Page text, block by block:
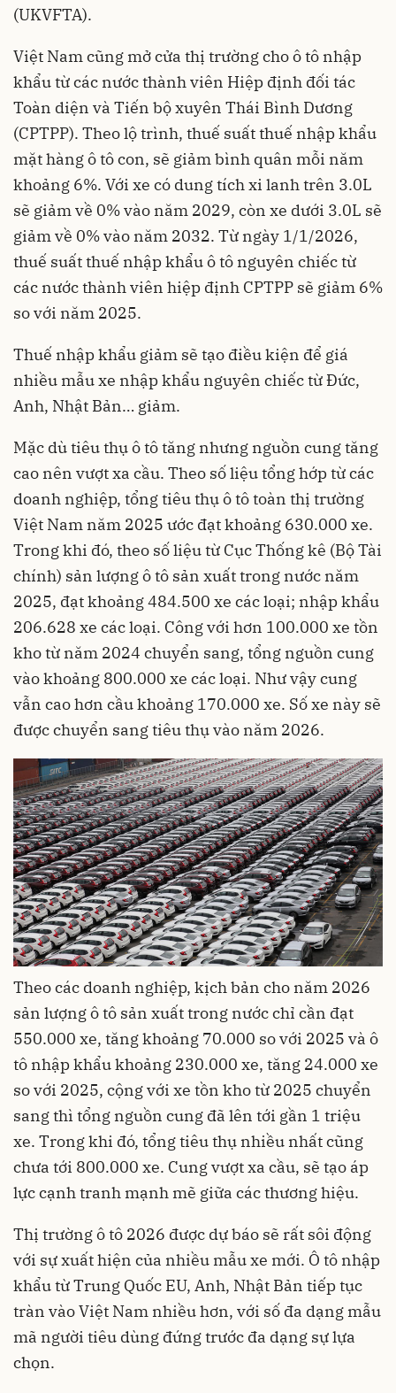
(UKVFTA).
Việt Nam cũng mở cửa thị trường cho ô tô nhập
khẩu từ các nước thành viên Hiệp định đối tác
Toàn diện và Tiến bộ xuyên Thái Bình Dương
(CPTPP). Theo lộ trình, thuế suất thuế nhập khẩu
mặt hàng ô tô con, sẽ giảm bình quân mỗi năm
khoảng 6%. Với xe có dung tích xi lanh trên 3.0L
sẽ giảm về 0% vào năm 2029, còn xe dưới 3.0L sẽ
giảm về 0% vào năm 2032. Từ ngày 1/1/2026,
thuế suất thuế nhập khẩu ô tô nguyên chiếc từ
các nước thành viên hiệp định CPTPP sẽ giảm 6%
so với năm 2025.
Thuế nhập khẩu giảm sẽ tạo điều kiện để giá
nhiều mẫu xe nhập khẩu nguyên chiếc từ Đức,
Anh, Nhật Bản… giảm.
Mặc dù tiêu thụ ô tô tăng nhưng nguồn cung tăng
cao nên vượt xa cầu. Theo số liệu tổng hớp từ các
doanh nghiệp, tổng tiêu thụ ô tô toàn thị trường
Việt Nam năm 2025 ước đạt khoảng 630.000 xe.
Trong khi đó, theo số liệu từ Cục Thống kê (Bộ Tài
chính) sản lượng ô tô sản xuất trong nước năm
2025, đạt khoảng 484.500 xe các loại; nhập khẩu
206.628 xe các loại. Công với hơn 100.000 xe tồn
kho từ năm 2024 chuyển sang, tổng nguồn cung
vào khoảng 800.000 xe các loại. Như vậy cung
vẫn cao hơn cầu khoảng 170.000 xe. Số xe này sẽ
được chuyển sang tiêu thụ vào năm 2026.
Theo các doanh nghiệp, kịch bản cho năm 2026
sản lượng ô tô sản xuất trong nước chỉ cần đạt
550.000 xe, tăng khoảng 70.000 so với 2025 và ô
tô nhập khẩu khoảng 230.000 xe, tăng 24.000 xe
so với 2025, cộng với xe tồn kho từ 2025 chuyển
sang thì tổng nguồn cung đã lên tới gần 1 triệu
xe. Trong khi đó, tổng tiêu thụ nhiều nhất cũng
chưa tới 800.000 xe. Cung vượt xa cầu, sẽ tạo áp
lực cạnh tranh mạnh mẽ giữa các thương hiệu.
Thị trường ô tô 2026 được dự báo sẽ rất sôi động
với sự xuất hiện của nhiều mẫu xe mới. Ô tô nhập
khẩu từ Trung Quốc EU, Anh, Nhật Bản tiếp tục
tràn vào Việt Nam nhiều hơn, với số đa dạng mẫu
mã người tiêu dùng đứng trước đa dạng sự lựa
chọn.